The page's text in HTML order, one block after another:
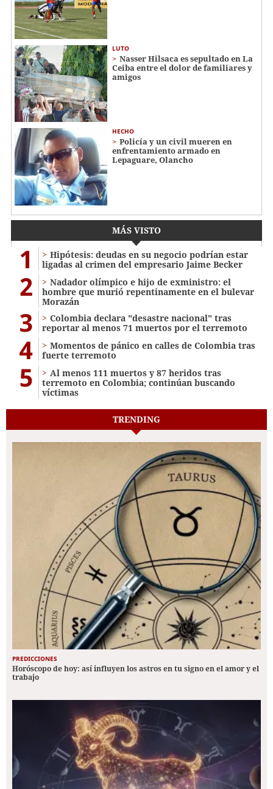
LUTO
Nasser Hilsaca es sepultado en La
Ceiba entre el dolor de familiares y
amigos
HECHO
Policía y un civil mueren en
enfrentamiento armado en
Lepaguare, Olancho
MÁS VISTO
1
Hipótesis: deudas en su negocio podrían estar
ligadas al crimen del empresario Jaime Becker
2
Nadador olímpico e hijo de exministro: el
hombre que murió repentinamente en el bulevar
Morazán
3
Colombia declara "desastre nacional" tras
reportar al menos 71 muertos por el terremoto
4
Momentos de pánico en calles de Colombia tras
fuerte terremoto
5
Al menos 111 muertos y 87 heridos tras
terremoto en Colombia; continúan buscando
víctimas
TRENDING
PREDICCIONES
Horóscopo de hoy: así influyen los astros en tu signo en el amor y el
trabajo